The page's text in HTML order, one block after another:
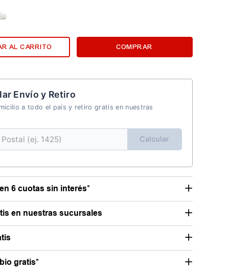
AL CARRITO COMPRAR
Envío y Retiro
a todo el país y retiro gratis en nuestras
Calcular
6 cuotas sin interés*
en nuestras sucursales
gratis*